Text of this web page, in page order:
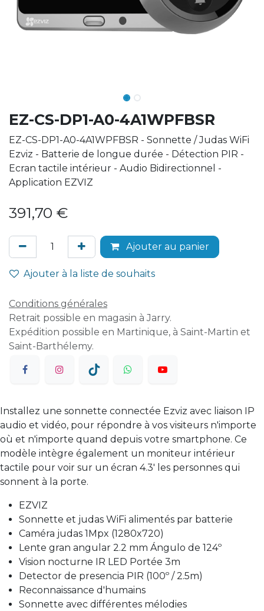
EZ-CS-DP1-A0-4A1WPFBSR
EZ-CS-DP1-A0-4A1WPFBSR - Sonnette / Judas WiFi
Ezviz - Batterie de longue durée - Détection PIR -
Ecran tactile intérieur - Audio Bidirectionnel -
Application EZVIZ
391,70 €
Ajouter au panier
Ajouter à la liste de souhaits
Conditions générales
Retrait possible en magasin à Jarry.
Expédition possible en Martinique, à Saint-Martin et
Saint-Barthélemy.
Installez une sonnette connectée Ezviz avec liaison IP
audio et vidéo, pour répondre à vos visiteurs n'importe
où et n'importe quand depuis votre smartphone. Ce
modèle intègre également un moniteur intérieur
tactile pour voir sur un écran 4.3' les personnes qui
sonnent à la porte.
EZVIZ
Sonnette et judas WiFi alimentés par batterie
Caméra judas 1Mpx (1280x720)
Lente gran angular 2.2 mm Ángulo de 124º
Vision nocturne IR LED Portée 3m
Detector de presencia PIR (100º / 2.5m)
Reconnaissance d'humains
Sonnette avec différentes mélodies